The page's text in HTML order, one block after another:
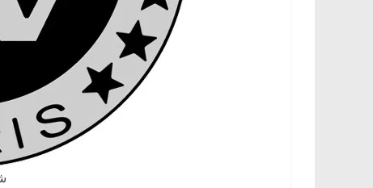
س
ا
ت
ا